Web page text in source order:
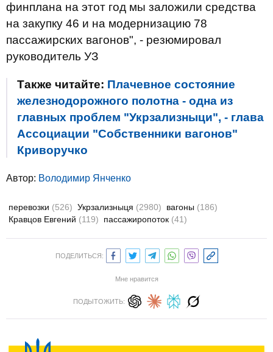
финплана на этот год мы заложили средства
на закупку 46 и на модернизацию 78
пассажирских вагонов", - резюмировал
руководитель УЗ
Также читайте: Плачевное состояние
железнодорожного полотна - одна из
главных проблем "Укрзализныци", - глава
Ассоциации "Собственники вагонов"
Криворучко
Автор: Володимир Янченко
перевозки (526) Укрзализныця (2980) вагоны (186)
Кравцов Евгений (119) пассажиропоток (41)
ПОДЕЛИТЬСЯ:
Мне нравится
ПОДЫТОЖИТЬ: